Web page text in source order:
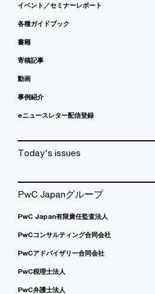
イベント／セミナーレポート
各種ガイドブック
書籍
寄稿記事
動画
事例紹介
eニュースレター配信登録
Today's issues
PwC Japanグループ
PwC Japan有限責任監査法人
PwCコンサルティング合同会社
PwCアドバイザリー合同会社
PwC税理士法人
PwC弁護士法人